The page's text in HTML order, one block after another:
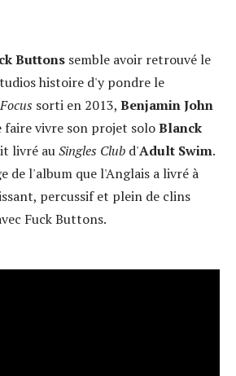
Buttonssemble avoir retrouvé le
histoire d'y pondre le
sorti en 2013, Benjamin John
faire vivre son projet soloBlanck
livré auSingles Club d'Adult Swim.
de l'album que l'Anglais a livré à
percussif et plein de clins
Fuck Buttons.